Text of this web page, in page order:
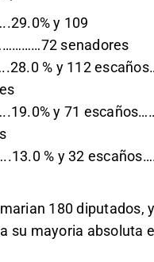
y 109
senadores
% y 112
y 71
% y 32
180 diputados,
su mayoria absoluta